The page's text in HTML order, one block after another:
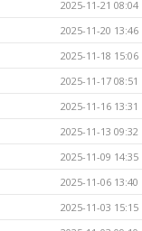
2025-11-21 08:04
2025-11-20 13:46
2025-11-18 15:06
2025-11-17 08:51
2025-11-16 13:31
2025-11-13 09:32
2025-11-09 14:35
2025-11-06 13:40
2025-11-03 15:15